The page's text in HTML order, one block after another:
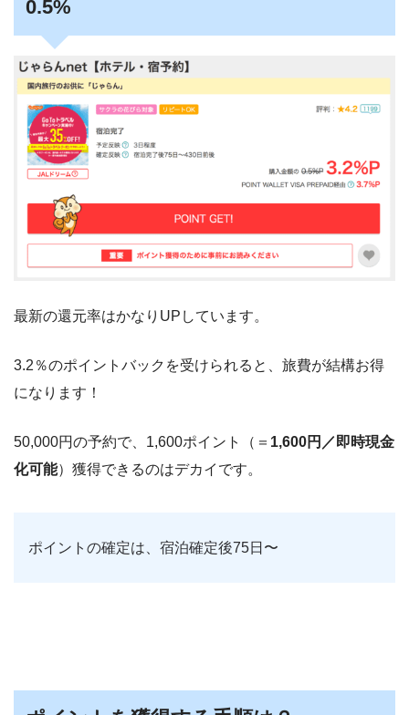
0.5%
最新の還元率はかなりUPしています。
3.2％のポイントバックを受けられると、旅費が結構お得
になります！
50,000円の予約で、1,600ポイント（＝ 1,600円／即時現金
化可能）獲得できるのはデカイです。
ポイントの確定は、宿泊確定後75日〜